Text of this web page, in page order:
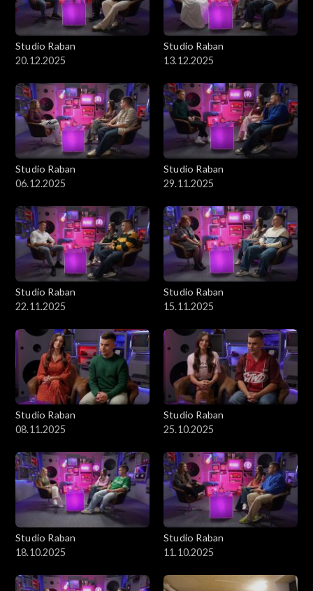
Studio Raban
20.12.2025
Studio Raban
13.12.2025
Studio Raban
06.12.2025
Studio Raban
29.11.2025
Studio Raban
22.11.2025
Studio Raban
15.11.2025
Studio Raban
08.11.2025
Studio Raban
25.10.2025
Studio Raban
18.10.2025
Studio Raban
11.10.2025